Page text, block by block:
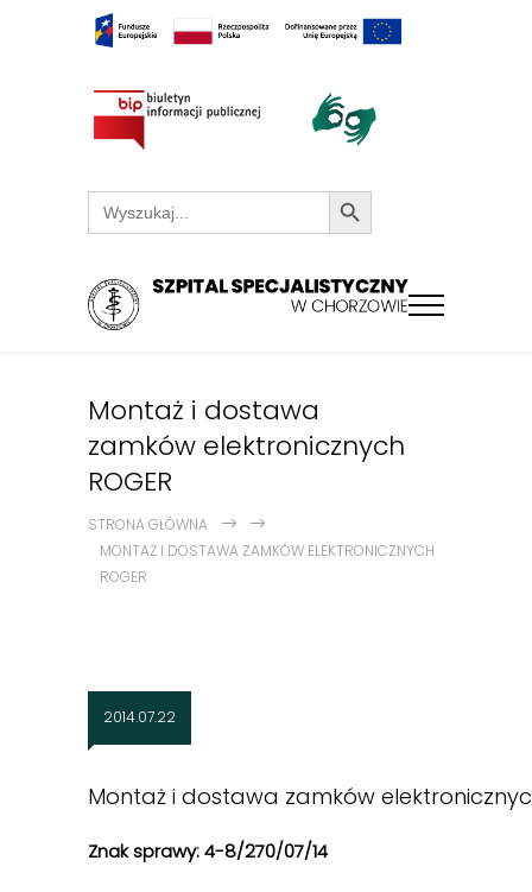
Search
for:
Search Button
Montaż i dostawa
zamków elektronicznych
ROGER
STRONA GŁÓWNA
MONTAŻ I DOSTAWA ZAMKÓW ELEKTRONICZNYCH
ROGER
2014.07.22
Montaż i dostawa zamków
Znak sprawy: 4-8/270/07/14